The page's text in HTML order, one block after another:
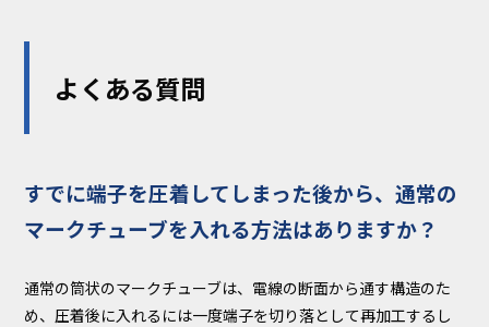
よくある質問
すでに端子を圧着してしまった後から、通常の
マークチューブを入れる方法はありますか？
通常の筒状のマークチューブは、電線の断面から通す構造のた
め、圧着後に入れるには一度端子を切り落として再加工するし